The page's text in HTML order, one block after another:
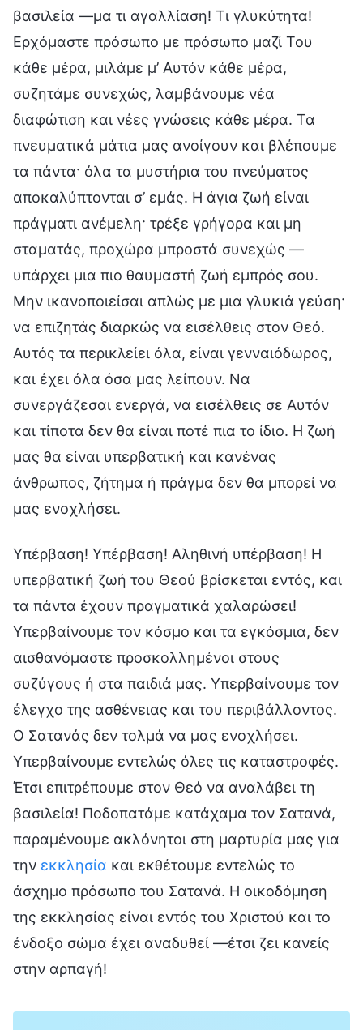
βασιλεία —μα τι αγαλλίαση! Τι γλυκύτητα!
Ερχόμαστε πρόσωπο με πρόσωπο μαζί Του
κάθε μέρα, μιλάμε μ’ Αυτόν κάθε μέρα,
συζητάμε συνεχώς, λαμβάνουμε νέα
διαφώτιση και νέες γνώσεις κάθε μέρα. Τα
πνευματικά μάτια μας ανοίγουν και βλέπουμε
τα πάντα· όλα τα μυστήρια του πνεύματος
αποκαλύπτονται σ’ εμάς. Η άγια ζωή είναι
πράγματι ανέμελη· τρέξε γρήγορα και μη
σταματάς, προχώρα μπροστά συνεχώς —
υπάρχει μια πιο θαυμαστή ζωή εμπρός σου.
Μην ικανοποιείσαι απλώς με μια γλυκιά γεύση·
να επιζητάς διαρκώς να εισέλθεις στον Θεό.
Αυτός τα περικλείει όλα, είναι γενναιόδωρος,
και έχει όλα όσα μας λείπουν. Να
συνεργάζεσαι ενεργά, να εισέλθεις σε Αυτόν
και τίποτα δεν θα είναι ποτέ πια το ίδιο. Η ζωή
μας θα είναι υπερβατική και κανένας
άνθρωπος, ζήτημα ή πράγμα δεν θα μπορεί να
μας ενοχλήσει.
Υπέρβαση! Υπέρβαση! Αληθινή υπέρβαση! Η
υπερβατική ζωή του Θεού βρίσκεται εντός, και
τα πάντα έχουν πραγματικά χαλαρώσει!
Υπερβαίνουμε τον κόσμο και τα εγκόσμια, δεν
αισθανόμαστε προσκολλημένοι στους
συζύγους ή στα παιδιά μας. Υπερβαίνουμε τον
έλεγχο της ασθένειας και του περιβάλλοντος.
Ο Σατανάς δεν τολμά να μας ενοχλήσει.
Υπερβαίνουμε εντελώς όλες τις καταστροφές.
Έτσι επιτρέπουμε στον Θεό να αναλάβει τη
βασιλεία! Ποδοπατάμε κατάχαμα τον Σατανά,
παραμένουμε ακλόνητοι στη μαρτυρία μας για
την εκκλησία και εκθέτουμε εντελώς το
άσχημο πρόσωπο του Σατανά. Η οικοδόμηση
της εκκλησίας είναι εντός του Χριστού και το
ένδοξο σώμα έχει αναδυθεί —έτσι ζει κανείς
στην αρπαγή!